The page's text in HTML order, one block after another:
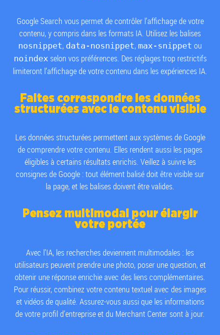
Google Search vous permet de contrôler l’affichage de votre
contenu, y compris dans les formats IA. Utilisez les balises
nosnippet, data-nosnippet, max-snippet ou
noindexselon vos préférences. Des réglages trop restrictifs
limiteront l’affichage de votre contenu dans les expériences IA.
Faites correspondre les données
structurées avec le contenu visible
Les données structurées permettent aux systèmes de Google
de comprendre votre contenu. Elles rendent aussi les pages
éligibles à certains résultats enrichis. Veillez à suivre les
consignes de Google : tout élément balisé doit être visible sur
la page, et les balises doivent être valides.
Pensez multimodal pour élargir
votre portée
Avec l’IA, les recherches deviennent multimodales : les
utilisateurs peuvent prendre une photo, poser une question, et
obtenir une réponse enrichie avec des liens complémentaires.
Pour réussir, combinez votre contenu textuel avec des images
et vidéos de qualité. Assurez-vous aussi que les informations
de votre profil d’entreprise et du Merchant Center sont à jour.